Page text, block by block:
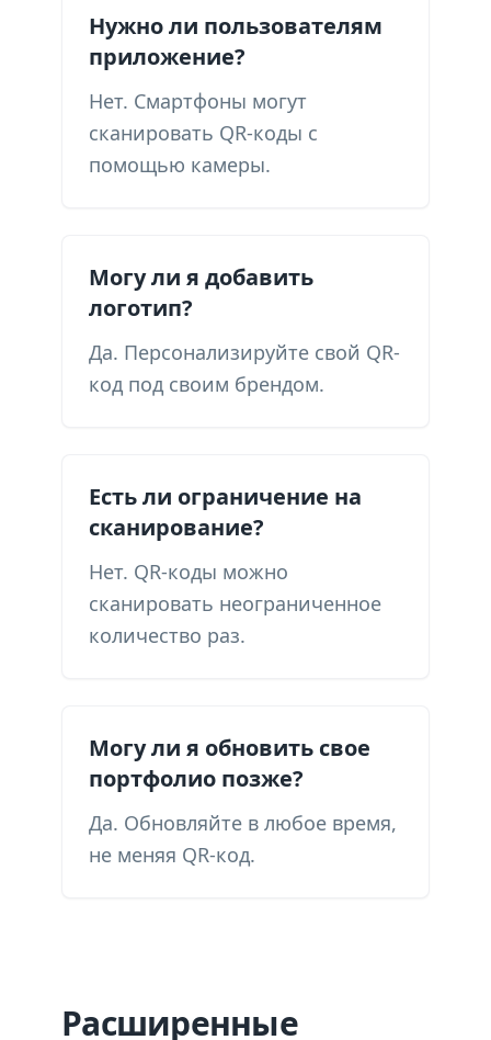
Нужно ли пользователям
приложение?
Нет. Смартфоны могут
сканировать QR-коды с
помощью камеры.
Могу ли я добавить
логотип?
Да. Персонализируйте свой QR-
код под своим брендом.
Есть ли ограничение на
сканирование?
Нет. QR-коды можно
сканировать неограниченное
количество раз.
Могу ли я обновить свое
портфолио позже?
Да. Обновляйте в любое время,
не меняя QR-код.
Расширенные